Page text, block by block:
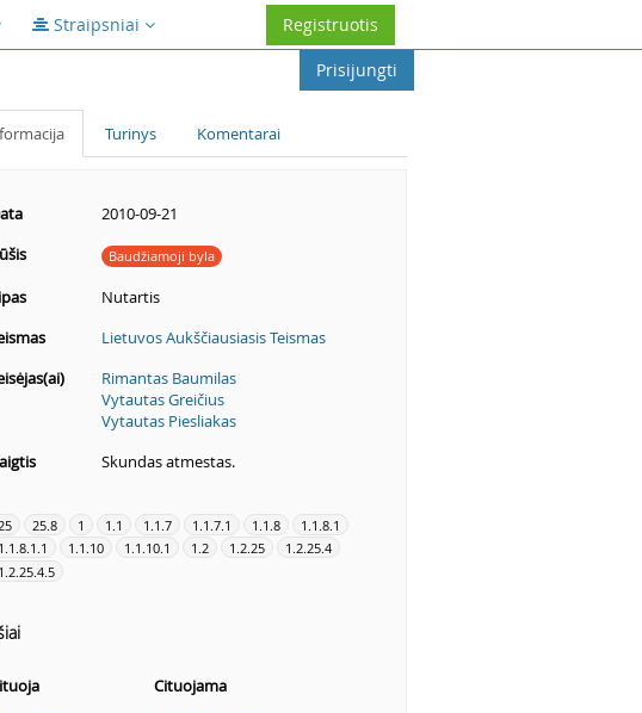
Straipsniai
Registruotis
Prisijungti
Turinys Komentarai
2010-09-21
Baudžiamoji byla
Nutartis
Lietuvos Aukščiausiasis Teismas
Rimantas Baumilas
Vytautas Greičius
Vytautas Piesliakas
Skundas atmestas.
25 25.8 1 1.1 1.1.7 1.1.7.1 1.1.8
1.1.8.1
1.1.8.1.1
1.1.10 1.1.10.1 1.2 1.2.25
1.2.25.4
1.2.25.4.5
Cituojama